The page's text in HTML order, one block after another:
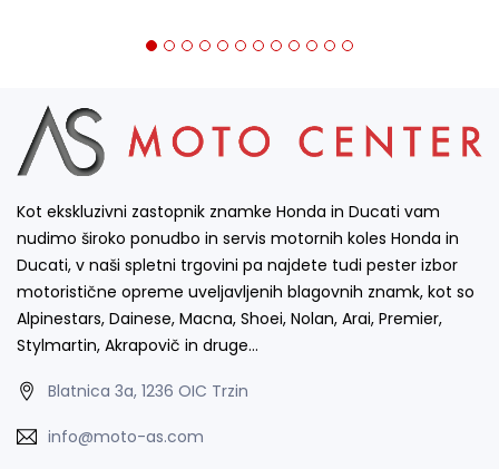
Kot ekskluzivni zastopnik znamke Honda in Ducati vam
nudimo široko ponudbo in servis motornih koles Honda in
Ducati, v naši spletni trgovini pa najdete tudi pester izbor
motoristične opreme uveljavljenih blagovnih znamk, kot so
Alpinestars, Dainese, Macna, Shoei, Nolan, Arai, Premier,
Stylmartin, Akrapovič in druge…
Blatnica 3a, 1236 OIC Trzin
info@moto-as.com